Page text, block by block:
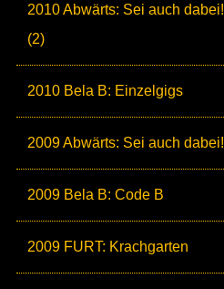
2010 Abwärts: Sei auch dabei!
(2)
2010 Bela B: Einzelgigs
2009 Abwärts: Sei auch dabei!
2009 Bela B: Code B
2009 FURT: Krachgarten